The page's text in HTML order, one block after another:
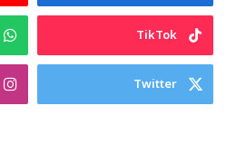
TikTok
Twitter